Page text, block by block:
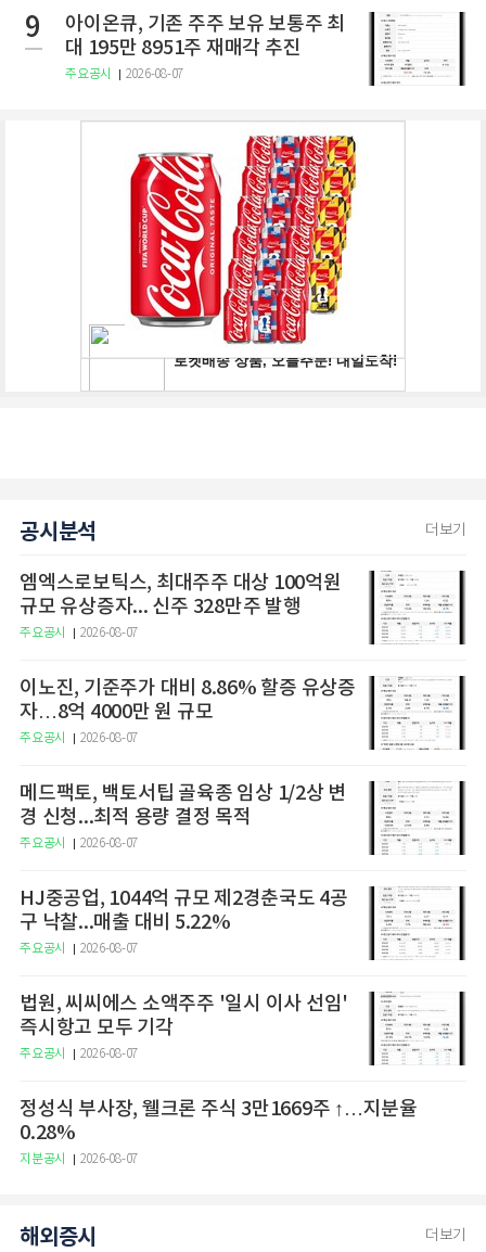
9
아이온큐, 기존 주주 보유 보통주 최
대 195만 8951주 재매각 추진
주요공시 2026-08-07
공시분석 더보기
엠엑스로보틱스, 최대주주 대상 100억원
규모 유상증자... 신주 328만주 발행
주요공시 2026-08-07
이노진, 기준주가 대비 8.86% 할증 유상증
자…8억 4000만 원 규모
주요공시 2026-08-07
메드팩토, 백토서팁 골육종 임상 1/2상 변
경 신청...최적 용량 결정 목적
주요공시 2026-08-07
HJ중공업, 1044억 규모 제2경춘국도 4공
구 낙찰...매출 대비 5.22%
주요공시 2026-08-07
법원, 씨씨에스 소액주주 '일시 이사 선임'
즉시항고 모두 기각
주요공시 2026-08-07
정성식 부사장, 웰크론 주식 3만1669주 ↑…지분율
0.28%
지분공시 2026-08-07
해외증시 더보기